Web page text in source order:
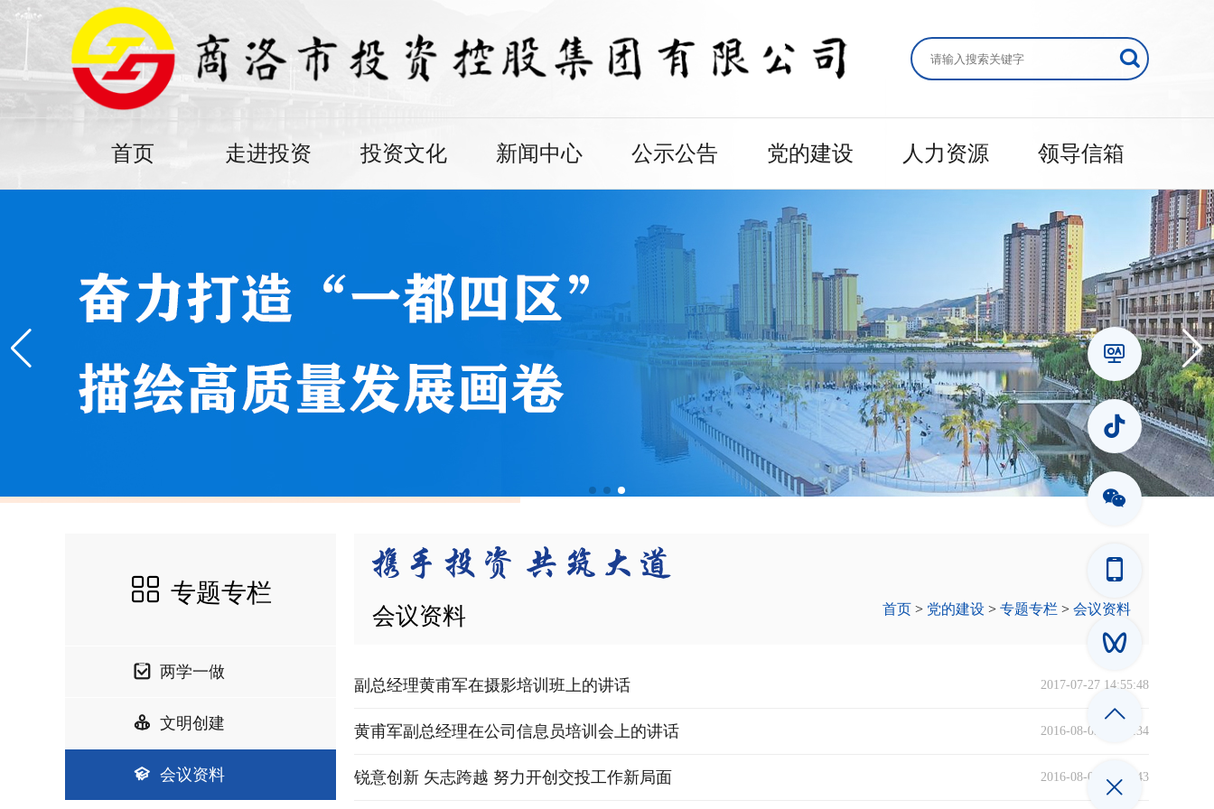
首页 走进投资 投资文化 新闻中心 公示公告 党的建设 人力资源 领导信箱
专题专栏
两学一做
文明创建
会议资料
会议资料 首页 > 党的建设 > 专题专栏 > 会议资料
副总经理黄甫军在摄影培训班上的讲话 2017-07-27 14:55:48
黄甫军副总经理在公司信息员培训会上的讲话 2016-08-09 17:40:34
锐意创新 矢志跨越 努力开创交投工作新局面 2016-08-01 16:57:43